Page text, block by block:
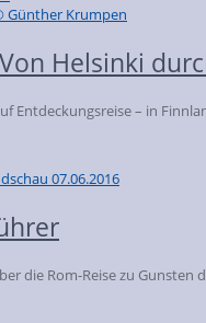
Helsinki
Entdeckungsreise – in
die Rom-Reise zu